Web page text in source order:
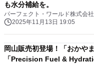
も水分補給を。
パーフェクト・ワールド株式会社
2025年11月13日 19:05
岡山販売初登場！「おかや
「Precision Fuel &